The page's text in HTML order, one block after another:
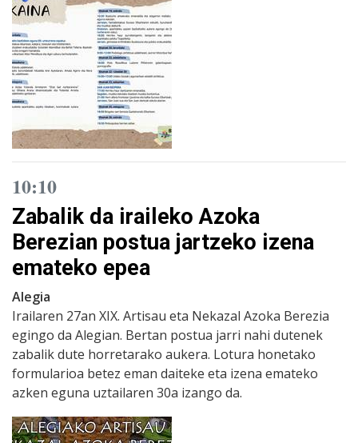
10:10
Zabalik da iraileko Azoka
Berezian postua jartzeko izena
emateko epea
Alegia
Irailaren 27an XIX. Artisau eta Nekazal Azoka Berezia
egingo da Alegian. Bertan postua jarri nahi dutenek
zabalik dute horretarako aukera. Lotura honetako
formularioa betez eman daiteke eta izena emateko
azken eguna uztailaren 30a izango da.